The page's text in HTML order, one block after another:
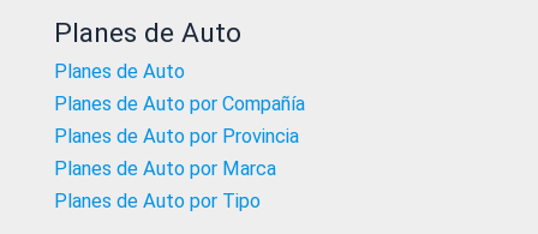
Planes de Auto
Planes de Auto
Planes de Auto por Compañía
Planes de Auto por Provincia
Planes de Auto por Marca
Planes de Auto por Tipo